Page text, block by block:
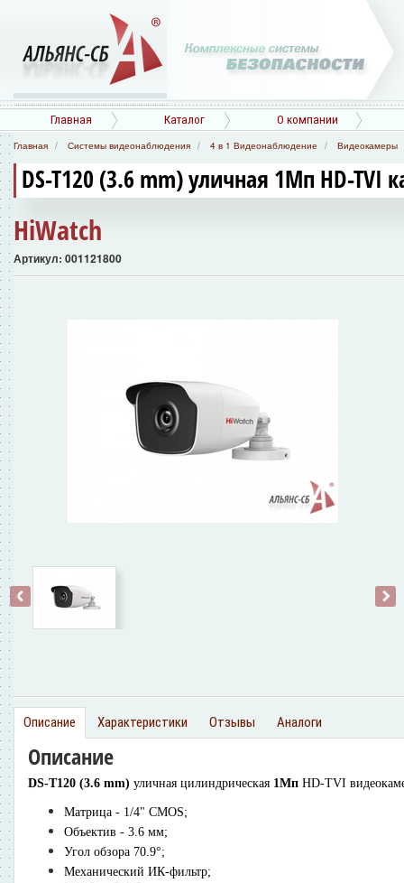
Главная Каталог О компании
Главная Системы видеонаблюдения 4 в 1 Видеонаблюдение Видеокамеры
DS-T120 (3.6 mm) уличная 1Мп HD-TVI
HiWatch
Артикул: 001121800
‹ ›
Описание Характеристики Отзывы Аналоги
Описание
DS-T120 (3.6 mm) уличная цилиндрическая 1Мп HD-TVI
Матрица - 1/4" CMOS;
Объектив - 3.6 мм;
Угол обзора 70.9°;
Механический ИК-фильтр;